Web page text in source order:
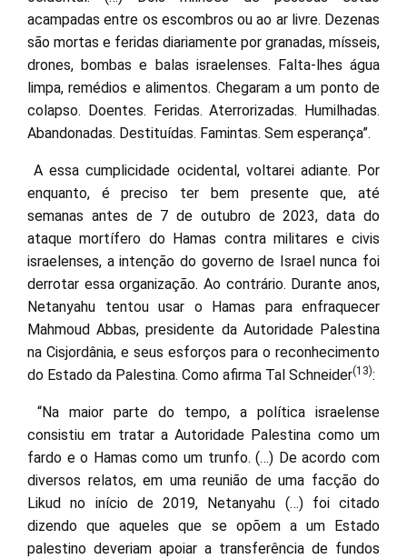
acampadas entre os escombros ou ao ar livre. Dezenas
são mortas e feridas diariamente por granadas, mísseis,
drones, bombas e balas israelenses. Falta-lhes água
limpa, remédios e alimentos. Chegaram a um ponto de
colapso. Doentes. Feridas. Aterrorizadas. Humilhadas.
Abandonadas. Destituídas. Famintas. Sem esperança”.
A essa cumplicidade ocidental, voltarei adiante. Por
enquanto, é preciso ter bem presente que, até
semanas antes de 7 de outubro de 2023, data do
ataque mortífero do Hamas contra militares e civis
israelenses, a intenção do governo de Israel nunca foi
derrotar essa organização. Ao contrário. Durante anos,
Netanyahu tentou usar o Hamas para enfraquecer
Mahmoud Abbas, presidente da Autoridade Palestina
na Cisjordânia, e seus esforços para o reconhecimento
do Estado da Palestina. Como afirma Tal Schneider(13):
“Na maior parte do tempo, a política israelense
consistiu em tratar a Autoridade Palestina como um
fardo e o Hamas como um trunfo. (…) De acordo com
diversos relatos, em uma reunião de uma facção do
Likud no início de 2019, Netanyahu (…) foi citado
dizendo que aqueles que se opõem a um Estado
palestino deveriam apoiar a transferência de fundos